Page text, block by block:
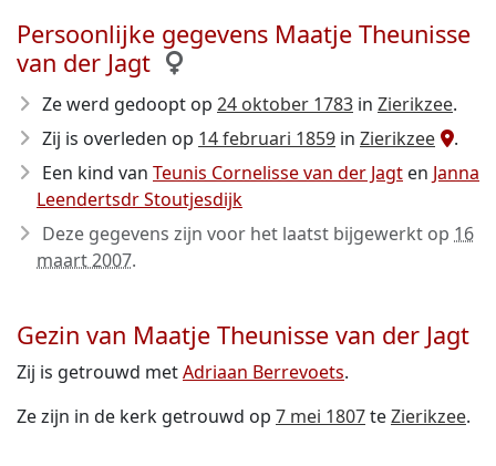
Persoonlijke gegevens Maatje Theunisse
van der Jagt
Ze werd gedoopt op 24 oktober 1783 in Zierikzee.
Zij is overleden op 14 februari 1859 in Zierikzee
.
Een kind van Teunis Cornelisse van der Jagt en Janna
Leendertsdr Stoutjesdijk
Deze gegevens zijn voor het laatst bijgewerkt op 16
maart 2007.
Gezin van Maatje Theunisse van der Jagt
Zij is getrouwd metAdriaan Berrevoets.
Ze zijn in de kerk getrouwd op 7 mei 1807teZierikzee.